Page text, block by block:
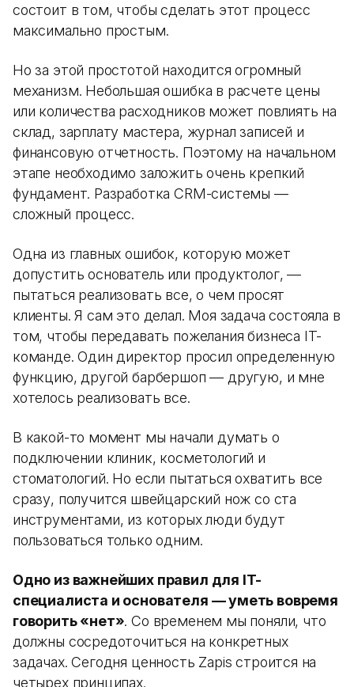
состоит в том, чтобы сделать этот процесс
максимально простым.
Но за этой простотой находится огромный
механизм. Небольшая ошибка в расчете цены
или количества расходников может повлиять на
склад, зарплату мастера, журнал записей и
финансовую отчетность. Поэтому на начальном
этапе необходимо заложить очень крепкий
фундамент. Разработка CRM-системы —
сложный процесс.
Одна из главных ошибок, которую может
допустить основатель или продуктолог, —
пытаться реализовать все, о чем просят
клиенты. Я сам это делал. Моя задача состояла в
том, чтобы передавать пожелания бизнеса IT-
команде. Один директор просил определенную
функцию, другой барбершоп — другую, и мне
хотелось реализовать все.
В какой-то момент мы начали думать о
подключении клиник, косметологий и
стоматологий. Но если пытаться охватить все
сразу, получится швейцарский нож со ста
инструментами, из которых люди будут
пользоваться только одним.
Одно из важнейших правил для IT-
специалиста и основателя — уметь вовремя
говорить «нет». Со временем мы поняли, что
должны сосредоточиться на конкретных
задачах. Сегодня ценность Zapis строится на
четырех принципах.